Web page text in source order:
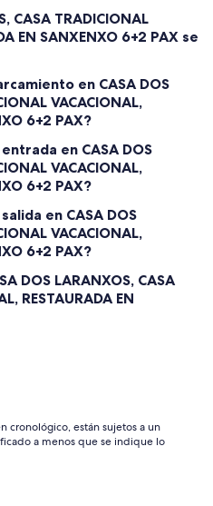
CASA TRADICIONAL
EN SANXENXO 6+2 PAX se
en CASA DOS
VACACIONAL,
6+2 PAX?
en CASA DOS
VACACIONAL,
6+2 PAX?
en CASA DOS
VACACIONAL,
6+2 PAX?
DOS LARANXOS, CASA
RESTAURADA EN
cronológico, están sujetos a un
a menos que se indique lo